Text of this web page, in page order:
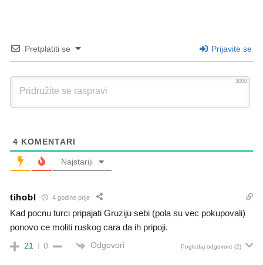
Pretplatiti se Prijavite se
3000
4 KOMENTARI
Najstariji
tihobl 4 godine prije
Kad pocnu turci pripajati Gruziju sebi (pola su vec pokupovali)
ponovo ce moliti ruskog cara da ih pripoji.
21 0 Odgovori Pogledaj odgovore (2)